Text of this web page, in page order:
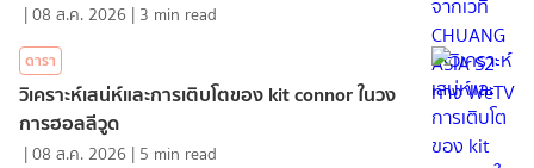
|08 ส.ค. 2026 | 3 min read
ดารา
วิเคราะห์เสน่ห์และการเติบโตของ kit connor ในวง
การฮอลลีวูด
|08 ส.ค. 2026 | 5 min read